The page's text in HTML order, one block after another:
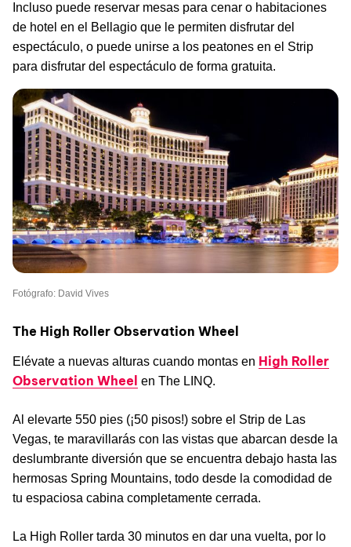
Incluso puede reservar mesas para cenar o habitaciones
de hotel en el Bellagio que le permiten disfrutar del
espectáculo, o puede unirse a los peatones en el Strip
para disfrutar del espectáculo de forma gratuita.
Fotógrafo: David Vives
The High Roller Observation Wheel
Elévate a nuevas alturas cuando montas en High Roller
Observation Wheel en The LINQ.
Al elevarte 550 pies (¡50 pisos!) sobre el Strip de Las
Vegas, te maravillarás con las vistas que abarcan desde la
deslumbrante diversión que se encuentra debajo hasta las
hermosas Spring Mountains, todo desde la comodidad de
tu espaciosa cabina completamente cerrada.
La High Roller tarda 30 minutos en dar una vuelta, por lo